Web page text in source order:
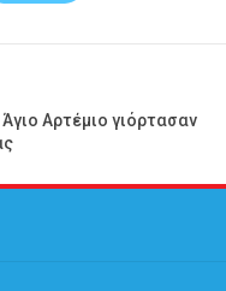
Αρτέμιο γιόρτασαν